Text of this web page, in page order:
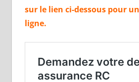
sur le lien ci-dessous pour
ligne.